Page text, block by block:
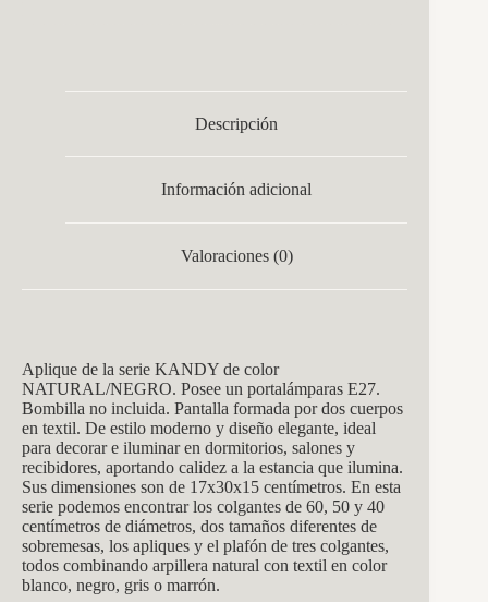
Descripción
Información adicional
Valoraciones (0)
Aplique de la serie KANDY de color
NATURAL/NEGRO. Posee un portalámparas E27.
Bombilla no incluida. Pantalla formada por dos cuerpos
en textil. De estilo moderno y diseño elegante, ideal
para decorar e iluminar en dormitorios, salones y
recibidores, aportando calidez a la estancia que ilumina.
Sus dimensiones son de 17x30x15 centímetros. En esta
serie podemos encontrar los colgantes de 60, 50 y 40
centímetros de diámetros, dos tamaños diferentes de
sobremesas, los apliques y el plafón de tres colgantes,
todos combinando arpillera natural con textil en color
blanco, negro, gris o marrón.